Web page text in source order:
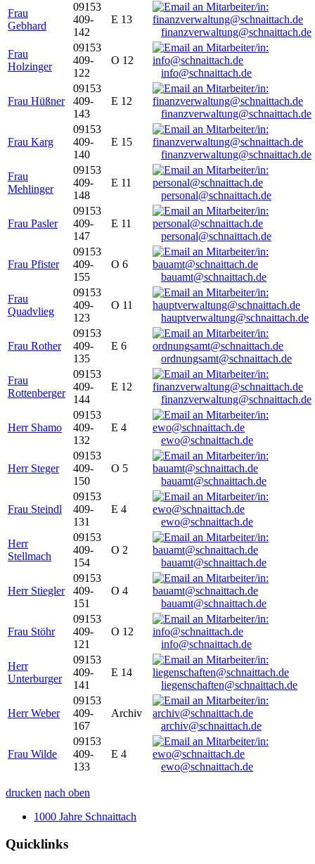
Frau
Gebhard
09153
409-
142
E 13
finanzverwaltung@schnaittach.de
Frau
Holzinger
09153
409-
122
O 12
info@schnaittach.de
Frau Hüßner
09153
409-
143
E 12
finanzverwaltung@schnaittach.de
Frau Karg
09153
409-
140
E 15
finanzverwaltung@schnaittach.de
Frau
Mehlinger
09153
409-
148
E 11
personal@schnaittach.de
Frau Pasler
09153
409-
147
E 11
personal@schnaittach.de
Frau Pfister
09153
409-
155
O 6
bauamt@schnaittach.de
Frau
Quadvlieg
09153
409-
123
O 11
hauptverwaltung@schnaittach.de
Frau Rother
09153
409-
135
E 6
ordnungsamt@schnaittach.de
Frau
Rottenberger
09153
409-
144
E 12
finanzverwaltung@schnaittach.de
Herr Shamo
09153
409-
132
E 4
ewo@schnaittach.de
Herr Steger
09153
409-
150
O 5
bauamt@schnaittach.de
Frau Steindl
09153
409-
131
E 4
ewo@schnaittach.de
Herr
Stellmach
09153
409-
154
O 2
bauamt@schnaittach.de
Herr Stiegler
09153
409-
151
O 4
bauamt@schnaittach.de
Frau Stöhr
09153
409-
121
O 12
info@schnaittach.de
Herr
Unterburger
09153
409-
141
E 14
liegenschaften@schnaittach.de
Herr Weber
09153
409-
167
Archiv
archiv@schnaittach.de
Frau Wilde
09153
409-
133
E 4
ewo@schnaittach.de
drucken nach oben
1000 Jahre Schnaittach
Quicklinks